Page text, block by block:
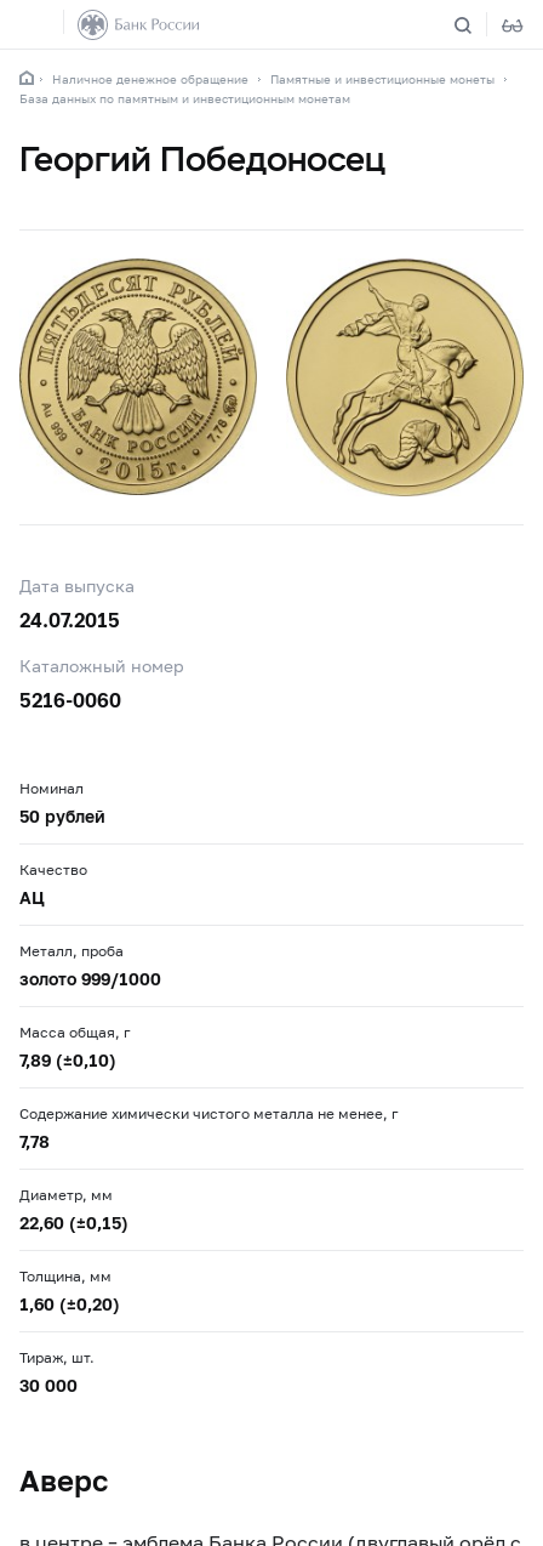
Наличное денежное обращение
Памятные и инвестиционные монеты
База данных по памятным и инвестиционным монетам
Георгий Победоносец
Дата выпуска
24.07.2015
Каталожный номер
5216-0060
Номинал
50 рублей
Качество
АЦ
Металл, проба
золото 999/1000
Масса общая, г
7,89 (±0,10)
Содержание химически чистого металла не менее, г
7,78
Диаметр, мм
22,60 (±0,15)
Толщина, мм
1,60 (±0,20)
Тираж, шт.
30 000
Аверс